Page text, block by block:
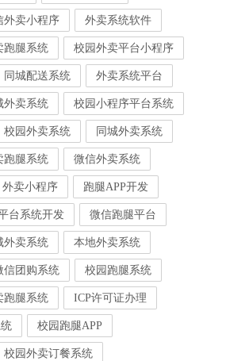
外卖小程序 外卖系统软件
跑腿系统 校园外卖平台小程序
同城配送系统 外卖系统平台
外卖系统 校园小程序平台系统
校园外卖系统 同城外卖系统
跑腿系统 微信外卖系统
外卖小程序 跑腿APP开发
台系统开发 微信跑腿平台
外卖系统 本地外卖系统
信团购系统 校园跑腿系统
跑腿系统 ICP许可证办理
校园跑腿APP
校园外卖订餐系统